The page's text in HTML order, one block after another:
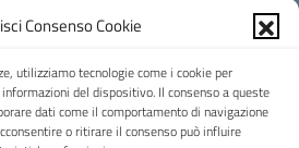
Consenso Cookie
utilizziamo tecnologie come i cookie per
del dispositivo. Il consenso a queste
dati come il comportamento di navigazione
o ritirare il consenso può influire
- 24021 Albino (Bg)
bgis00900b@pec.istruzione.it